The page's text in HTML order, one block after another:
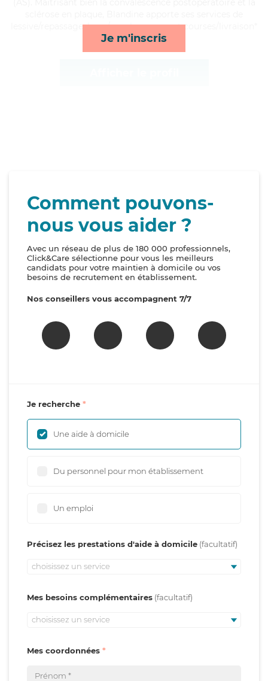
Je m'inscris
lessive/repassage, lever/coucher, repas et courses/livraison*
Comment pouvons-
nous vous aider ?
Avec un réseau de plus de 180 000 professionnels,
Click&Care sélectionne pour vous les meilleurs
candidats pour votre maintien à domicile ou vos
besoins de recrutement en établissement.
Nos conseillers vous accompagnent 7/7
Je recherche
Une aide à domicile
Du personnel pour mon établissement
Un emploi
Précisez les prestations d'aide à domicile
choisissez un service
Mes besoins complémentaires
choisissez un service
Mes coordonnées